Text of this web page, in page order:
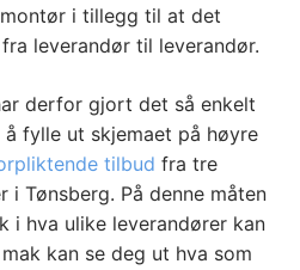
i tillegg til at det
fra leverandør til leverandør.
derfor gjort det så enkelt
fylle ut skjemaet på høyre
tilbud fra tre
i Tønsberg. På denne måten
i hva ulike leverandører kan
kan se deg ut hva som